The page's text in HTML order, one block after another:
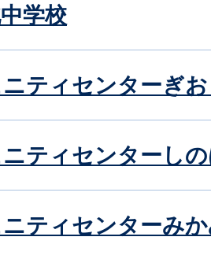
学校
ティセンターぎ
ティセンターし
ティセンターみ